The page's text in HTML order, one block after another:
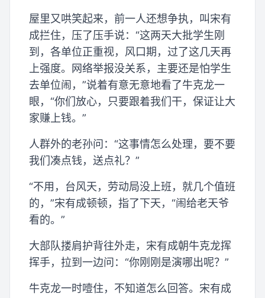
屋里又哄笑起来，前一人还想争执，叫宋有
成拦住，压了压手说：“这两天大批学生刚
到，各单位正重视，风口期，过了这几天再
上强度。网络举报没关系，主要还是怕学生
去单位闹，”说着有意无意地看了牛克龙一
眼，“你们放心，只要跟着我们干，保证让大
家赚上钱。”
人群外的老孙问：“这事情怎么处理，要不要
我们凑点钱，送点礼？”
“不用，台风天，劳动局没上班，就几个值班
的，”宋有成顿顿，指了下天，“闹给老天爷
看的。”
大部队搂肩护背往外走，宋有成朝牛克龙挥
挥手，拉到一边问：“你刚刚是演哪出呢？”
牛克龙一时噎住，不知道怎么回答。宋有成